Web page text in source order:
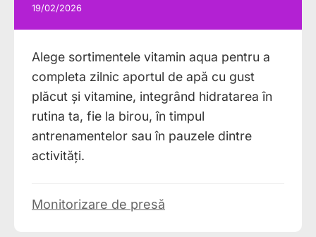
19/02/2026
Alege sortimentele vitamin aqua pentru a
completa zilnic aportul de apă cu gust
plăcut și vitamine, integrând hidratarea în
rutina ta, fie la birou, în timpul
antrenamentelor sau în pauzele dintre
activități.
Monitorizare de presă